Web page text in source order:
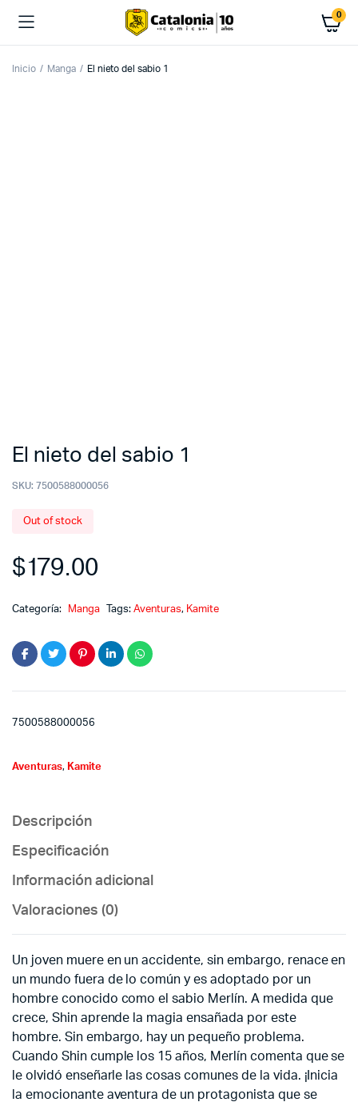
0
Inicio Manga El nieto del sabio 1
El nieto del sabio 1
SKU: 7500588000056
Out of stock
$179.00
Categoría: Manga Tags:Aventuras, Kamite
7500588000056
Aventuras, Kamite
Descripción
Especificación
Información adicional
Valoraciones (0)
Un joven muere en un accidente, sin embargo, renace en
un mundo fuera de lo común y es adoptado por un
hombre conocido como el sabio Merlín. A medida que
crece, Shin aprende la magia ensañada por este
hombre. Sin embargo, hay un pequeño problema.
Cuando Shin cumple los 15 años, Merlín comenta que se
le olvidó enseñarle las cosas comunes de la vida. ¡Inicia
la emocionante aventura de un protagonista que se